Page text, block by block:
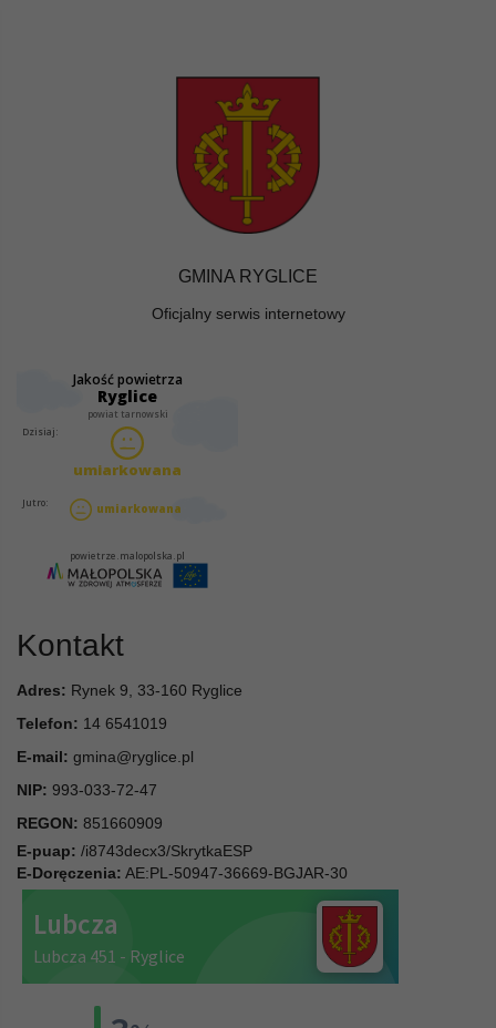
GMINA RYGLICE
Oficjalny serwis internetowy
Kontakt
Adres: Rynek 9, 33-160 Ryglice
Telefon: 14 6541019
E-mail: gmina@ryglice.pl
NIP: 993-033-72-47
REGON: 851660909
E-puap: /i8743decx3/SkrytkaESP
E-Doręczenia: AE:PL-50947-36669-BGJAR-30